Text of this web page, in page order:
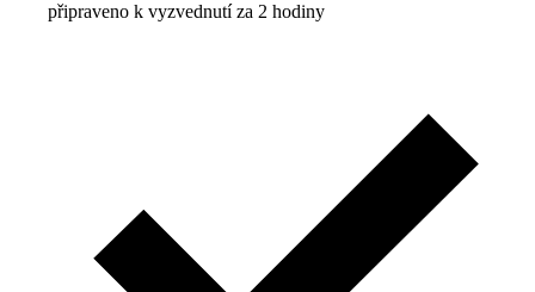
připraveno k vyzvednutí za 2 hodiny